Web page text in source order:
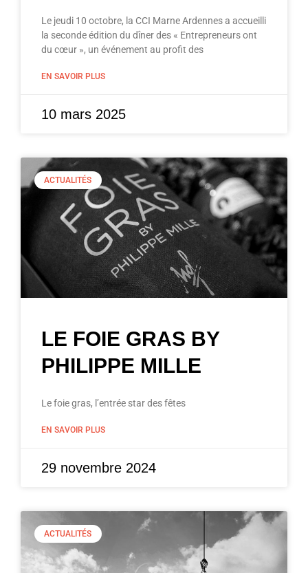
Le jeudi 10 octobre, la CCI Marne Ardennes a accueilli
la seconde édition du dîner des « Entrepreneurs ont
du cœur », un événement au profit des
EN SAVOIR PLUS
10 mars 2025
ACTUALITÉS
LE FOIE GRAS BY
PHILIPPE MILLE
Le foie gras, l’entrée star des fêtes
EN SAVOIR PLUS
29 novembre 2024
ACTUALITÉS